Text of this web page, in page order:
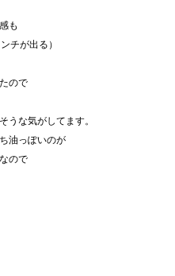
も
チが出る）
ので
うな気がしてます。
油っぽいのが
ので